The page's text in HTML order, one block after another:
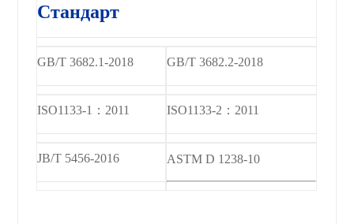
Стандарт
GB/T 3682.1-2018 GB/T 3682.2-2018
ISO1133-1 ： 2011 ISO1133-2 ： 2011
JB/T 5456-2016 ASTM D 1238-10